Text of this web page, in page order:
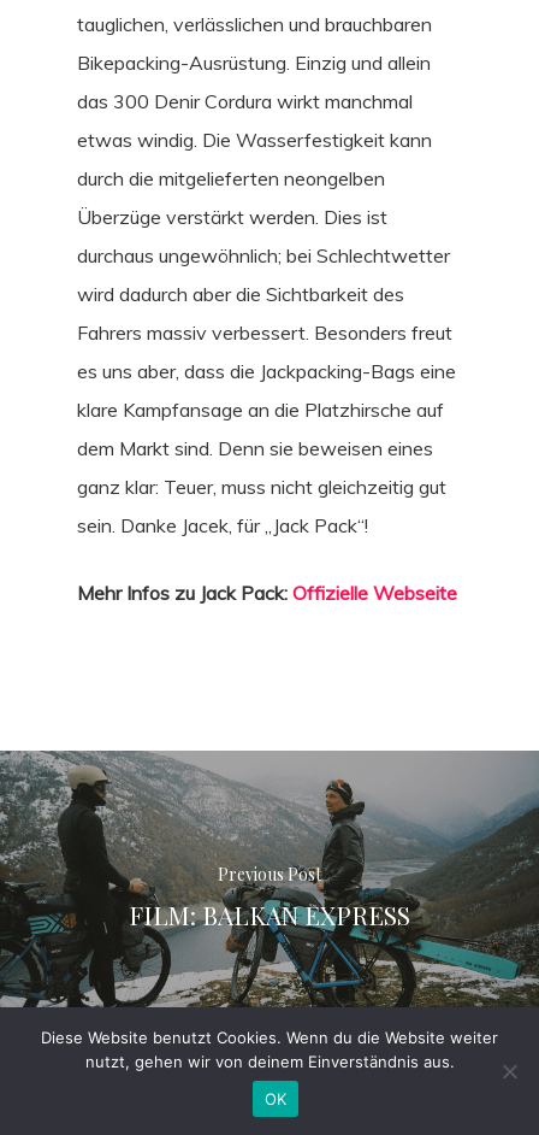
tauglichen, verlässlichen und brauchbaren
Bikepacking-Ausrüstung. Einzig und allein
das 300 Denir Cordura wirkt manchmal
etwas windig. Die Wasserfestigkeit kann
durch die mitgelieferten neongelben
Überzüge verstärkt werden. Dies ist
durchaus ungewöhnlich; bei Schlechtwetter
wird dadurch aber die Sichtbarkeit des
Fahrers massiv verbessert. Besonders freut
es uns aber, dass die Jackpacking-Bags eine
klare Kampfansage an die Platzhirsche auf
dem Markt sind. Denn sie beweisen eines
ganz klar: Teuer, muss nicht gleichzeitig gut
sein. Danke Jacek, für „Jack Pack“!
Mehr Infos zu Jack Pack: Offizielle Webseite
Previous Post
FILM: BALKAN EXPRESS
Diese Website benutzt Cookies. Wenn du die Website weiter
nutzt, gehen wir von deinem Einverständnis aus.
OK